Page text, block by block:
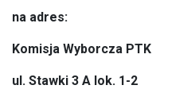
na adres:
Komisja Wyborcza PTK
ul. Stawki 3 A lok. 1-2